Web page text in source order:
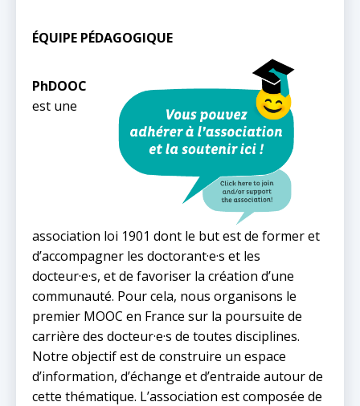
ÉQUIPE PÉDAGOGIQUE
PhDOOC
est une
association loi 1901 dont le but est de former et
d’accompagner les doctorant·e·s et les
docteur·e·s, et de favoriser la création d’une
communauté. Pour cela, nous organisons le
premier MOOC en France sur la poursuite de
carrière des docteur·e·s de toutes disciplines.
Notre objectif est de construire un espace
d’information, d’échange et d’entraide autour de
cette thématique. L’association est composée de